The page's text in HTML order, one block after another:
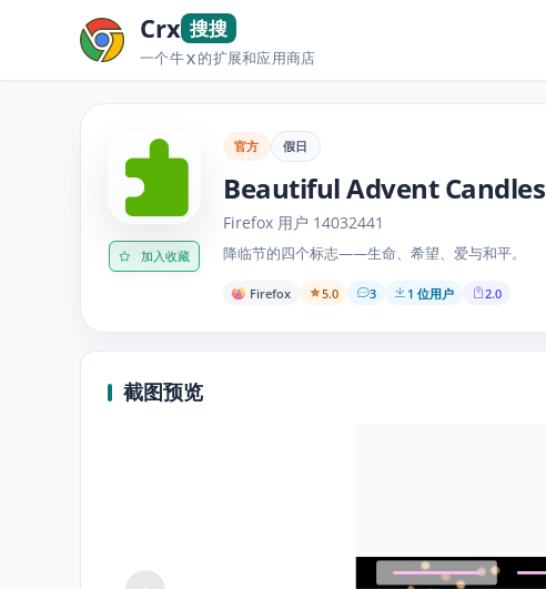
Crx 搜搜
一个牛X的扩展和应用商店
加入收藏
官方 假日
Beautiful Advent Candles
Firefox 用户 14032441
降临节的四个标志——生命、希望、爱与和平。
Firefox 5.0 3 1 位用户 2.0
截图预览